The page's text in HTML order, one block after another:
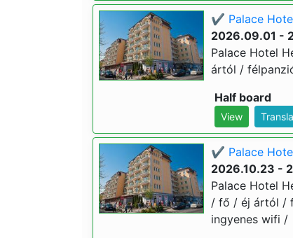
✔️ Palace
2026.09.01 -
Palace Hotel
ártól /
Half board
View
✔️ Palace
2026.10.23 -
Palace Hotel
/ fő / éj ártól /
ingyenes wifi /